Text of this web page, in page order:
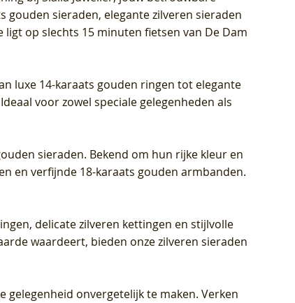
-
Blush Lab Diamonds Collier LG3014Y
- Geelgoud (14k) met Lab grown
Diamant
Blush Lab Diamonds Ring LG1029Y -
Geelgoud (14k) met Lab grown
Diamant
Blush Lab Diamonds Oorknoppen
LG7033Y – Geelgoud (14k) met Lab
grown Diamant
gouden sieraden, elegante zilveren sieraden
ligt op slechts 15 minuten fietsen van De Dam
luxe 14-karaats gouden ringen tot elegante
voor zowel speciale gelegenheden als
sieraden. Bekend om hun rijke kleur en
en verfijnde 18-karaats gouden armbanden.
delicate zilveren kettingen en stijlvolle
waardeert, bieden onze zilveren sieraden
onvergetelijk te maken. Verken